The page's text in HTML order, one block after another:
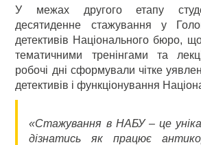
У межах другого етапу
десятиденне стажування у
детективів Національного бюро,
тематичними тренінгами та
робочі дні сформували чітке
детективів і функціонування
«Стажування в НАБУ – це
дізнатись як працює